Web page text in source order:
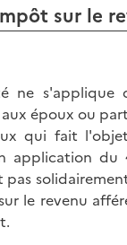
sur le
ne s'applique
époux ou
qui fait
application du
pas
le revenu